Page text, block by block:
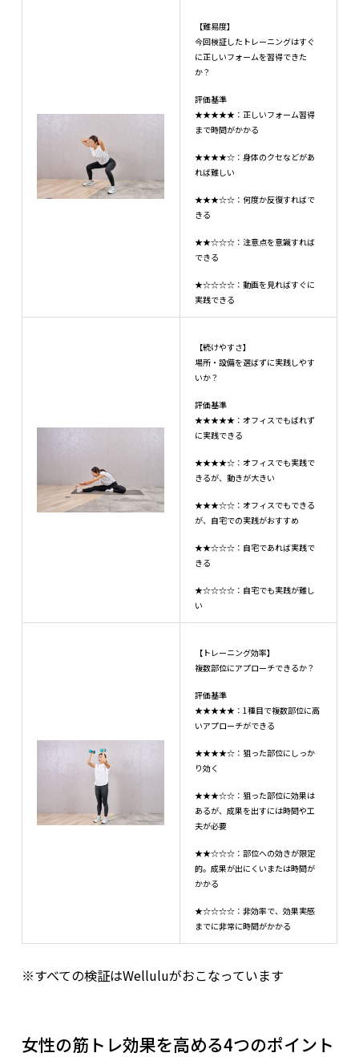
【難易度】
今回検証したトレーニングはすぐ
に正しいフォームを習得できた
か？
評価基準
★★★★★：正しいフォーム習得
まで時間がかかる
★★★★☆：身体のクセなどがあ
れば難しい
★★★☆☆：何度か反復すればで
きる
★★☆☆☆：注意点を意識すれば
できる
★☆☆☆☆：動画を見ればすぐに
実践できる
【続けやすさ】
場所・設備を選ばずに実践しやす
いか？
評価基準
★★★★★：オフィスでもばれず
に実践できる
★★★★☆：オフィスでも実践で
きるが、動きが大きい
★★★☆☆：オフィスでもできる
が、自宅での実践がおすすめ
★★☆☆☆：自宅であれば実践で
きる
★☆☆☆☆：自宅でも実践が難し
い
【トレーニング効率】
複数部位にアプローチできるか？
評価基準
★★★★★：1種目で複数部位に高
いアプローチができる
★★★★☆：狙った部位にしっか
り効く
★★★☆☆：狙った部位に効果は
あるが、成果を出すには時間や工
夫が必要
★★☆☆☆：部位への効きが限定
的。成果が出にくいまたは時間が
かかる
★☆☆☆☆：非効率で、効果実感
までに非常に時間がかかる
※すべての検証はWelluluがおこなっています
女性の筋トレ効果を高める4つのポイント